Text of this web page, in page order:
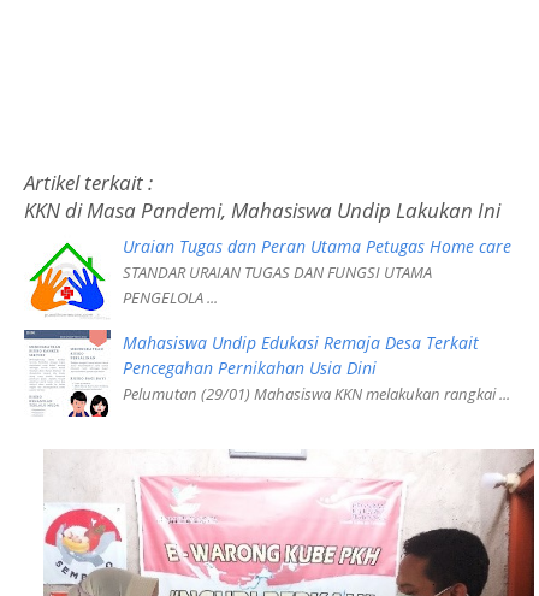
Artikel terkait :
KKN di Masa Pandemi, Mahasiswa Undip Lakukan Ini
Uraian Tugas dan Peran Utama Petugas Home care
STANDAR URAIAN TUGAS DAN FUNGSI UTAMA
PENGELOLA ...
Mahasiswa Undip Edukasi Remaja Desa Terkait
Pencegahan Pernikahan Usia Dini
Pelumutan (29/01) Mahasiswa KKN melakukan rangkai ...